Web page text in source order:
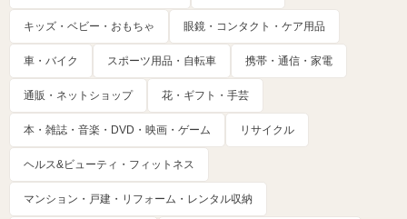
キッズ・ベビー・おもちゃ 眼鏡・コンタクト・ケア用品
車・バイク スポーツ用品・自転車 携帯・通信・家電
通販・ネットショップ 花・ギフト・手芸
本・雑誌・音楽・DVD・映画・ゲーム リサイクル
ヘルス&ビューティ・フィットネス
マンション・戸建・リフォーム・レンタル収納